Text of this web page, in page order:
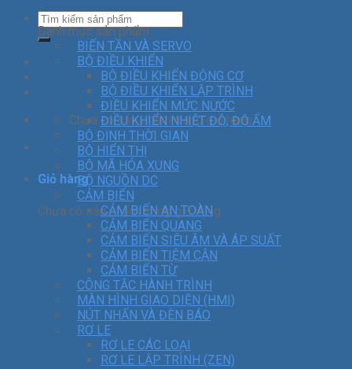
Chưa có sản phẩm trong giỏ hàng.
Giỏ hàng
Chưa có sản phẩm trong giỏ hàng.
Danh mục sản phẩm
BIẾN TẦN VÀ SERVO
BỘ ĐIỀU KHIỂN
BỘ ĐIỀU KHIỂN ĐỘNG CƠ
BỘ ĐIỀU KHIỂN LẬP TRÌNH
ĐIỀU KHIỂN MỨC NƯỚC
ĐIỀU KHIỂN NHIỆT ĐỘ, ĐỘ ẨM
BỘ ĐỊNH THỜI GIAN
BỘ HIỂN THỊ
BỘ MÃ HÓA XUNG
BỘ NGUỒN DC
CẢM BIẾN
CẢM BIẾN AN TOÀN
CẢM BIẾN QUANG
CẢM BIẾN SIÊU ÂM VÀ ÁP SUẤT
CẢM BIẾN TIỆM CẬN
CẢM BIẾN TỪ
CÔNG TẮC HÀNH TRÌNH
MÀN HÌNH GIAO DIỆN (HMI)
NÚT NHẤN VÀ ĐÈN BÁO
RƠ LE
RƠ LE CÁC LOẠI
RƠ LE LẬP TRÌNH (ZEN)